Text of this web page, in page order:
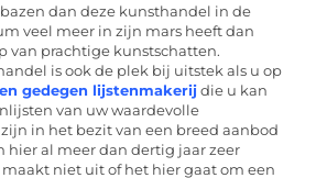
dan deze kunsthandel in de
veel meer in zijn mars heeft dan
van prachtige kunstschatten.
is ook de plek bij uitstek als u op
gedegen lijstenmakerijdie u kan
van uw waardevolle
in het bezit van een breed aanbod
hier al meer dan dertig jaar zeer
niet uit of het hier gaat om een